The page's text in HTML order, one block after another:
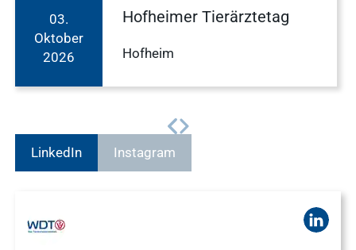
03.
Oktober
2026
Hofheimer Tierärztetag
Hofheim
LinkedIn Instagram